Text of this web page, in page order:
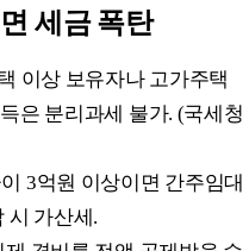
세금 폭탄
이상 보유자나 고가주택
은 분리과세 불가. (국세청
3억원 이상이면 간주임대
시 가산세.